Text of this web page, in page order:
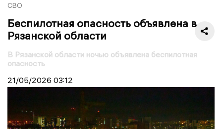
СВО
Беспилотная опасность объявлена в
Рязанской области
В Рязанской области ночью объявлена беспилотная
опасность
21/05/2026 03:12